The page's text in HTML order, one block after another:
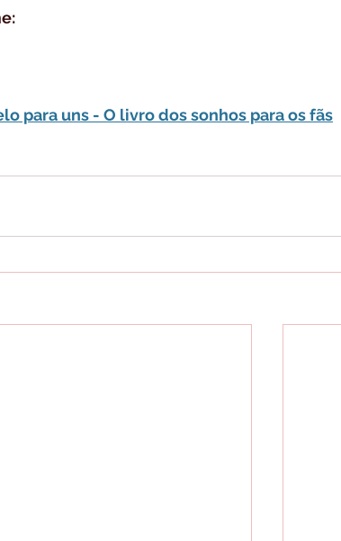
para uns - O livro dos sonhos para os fãs